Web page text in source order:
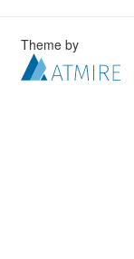
Theme by